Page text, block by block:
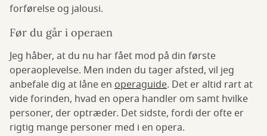
forførelse og jalousi.
Før du går i operaen
Jeg håber, at du nu har fået mod på din første
operaoplevelse. Men inden du tager afsted, vil jeg
anbefale dig at låne en operaguide. Det er altid rart at
vide forinden, hvad en opera handler om samt hvilke
personer, der optræder. Det sidste, fordi der ofte er
rigtig mange personer med i en opera.